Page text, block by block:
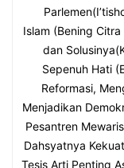
Islam (Bening
dan
Sepenuh Hati
Reformasi,
Menjadikan
Pesantren
Dahsyatnya
Tesis Arti Penting